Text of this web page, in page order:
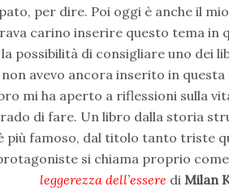
per dire. Poi oggi è anche il
carino inserire questo tema in
possibilità di consigliare uno dei
avevo ancora inserito in
mi ha aperto a riflessioni sulla
di fare. Un libro dalla storia
famoso, dal titolo tanto triste
si chiama proprio
leggerezza dell’essere diMilan